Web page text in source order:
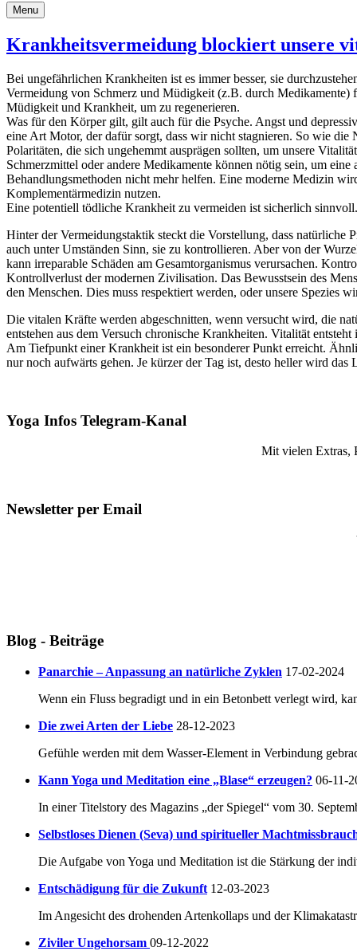
Menu
Krankheitsvermeidung blockiert unsere
Bei ungefährlichen Krankheiten ist es immer besser, sie
Vermeidung von Schmerz und Müdigkeit (z.B. durch
Müdigkeit und Krankheit, um zu regenerieren.
Was für den Körper gilt, gilt auch für die Psyche. Angst und
eine Art Motor, der dafür sorgt, dass wir nicht stagnieren. So wie die
Polaritäten, die sich ungehemmt ausprägen sollten, um unsere
Schmerzmittel oder andere Medikamente können nötig sein, um
Behandlungsmethoden nicht mehr helfen. Eine moderne Medizin
Komplementärmedizin nutzen.
Eine potentiell tödliche Krankheit zu vermeiden ist sicherlich
Hinter der Vermeidungstaktik steckt die Vorstellung, dass natürliche
auch unter Umständen Sinn, sie zu kontrollieren. Aber von der
kann irreparable Schäden am Gesamtorganismus verursachen.
Kontrollverlust der modernen Zivilisation. Das Bewusstsein des
den Menschen. Dies muss respektiert werden, oder unsere Spezies
Die vitalen Kräfte werden abgeschnitten, wenn versucht wird, die
entstehen aus dem Versuch chronische Krankheiten. Vitalität
Am Tiefpunkt einer Krankheit ist ein besonderer Punkt erreicht.
nur noch aufwärts gehen. Je kürzer der Tag ist, desto heller wird
Yoga Infos Telegram-Kanal
Mit vielen Extras,
Newsletter per Email
Blog - Beiträge
Panarchie – Anpassung an natürliche Zyklen 17-02-2024
Wenn ein Fluss begradigt und in ein Betonbett verlegt wird,
Die zwei Arten der Liebe 28-12-2023
Gefühle werden mit dem Wasser-Element in Verbindung
Kann Yoga und Meditation eine „Blase“ erzeugen? 06-11-
In einer Titelstory des Magazins „der Spiegel“ vom 30.
Selbstloses Dienen (Seva) und spiritueller
Die Aufgabe von Yoga und Meditation ist die Stärkung der
Entschädigung für die Zukunft 12-03-2023
Im Angesicht des drohenden Artenkollaps und der
Ziviler Ungehorsam 09-12-2022